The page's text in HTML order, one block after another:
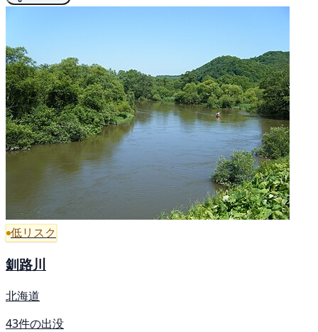
低リスク
釧路川
北海道
43件の出没